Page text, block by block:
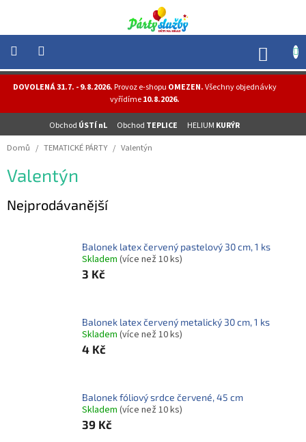
obsah
DOVOLENÁ 31.7. - 9.8.2026.Provoz e-shopu OMEZEN.Všechny objednávky
vyřídíme10.8.2026.
Obchod ÚSTÍ nL Obchod TEPLICE HELIUM KURÝR
NOVINKY
HELIUM
PÁRTY
Domů / TEMATICKÉ PÁRTY / Valentýn
Valentýn
Nejprodávanější
Balonek latex červený pastelový 30 cm, 1 ks
Skladem (více než 10 ks)
3 Kč
Balonek latex červený metalický 30 cm, 1 ks
Skladem (více než 10 ks)
4 Kč
Balonek fóliový srdce červené, 45 cm
Skladem (více než 10 ks)
39 Kč